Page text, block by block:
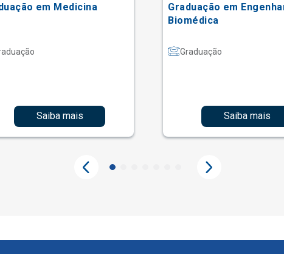
em Medicina
Saiba mais
Graduação em
Biomédica
Graduação
Saiba mais